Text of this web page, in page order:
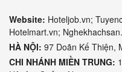
Website: Hoteljob.vn;
Hotelmart.vn;
HÀ NỘI: 97 Doãn Kế Thiện,
CHI NHÁNH MIỀN TRUNG: